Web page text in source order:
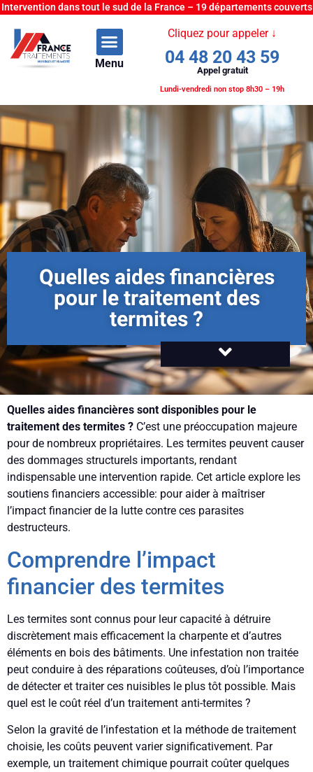
Intervention dans tout le sud de la France – 19 départements couverts
Menu
Cliquez pour appeler ↓
04 48 20 43 59
Appel gratuit
Lundi-vendredi non stop 8h30 – 19h
Quelles aides financières
pour le traitement des
termites ?
Quelles aides financières sont disponibles pour le
traitement des termites ? C’est une préoccupation majeure
pour de nombreux propriétaires. Les termites peuvent causer
des dommages structurels importants, rendant
indispensable une intervention rapide. Cet article explore les
soutiens financiers accessible: pour aider à maîtriser
l’impact financier de la lutte contre ces parasites
destructeurs.
Comprendre l’impact
financier des termites
Les termites sont connus pour leur capacité à détruire
discrètement mais efficacement la charpente et d’autres
éléments en bois des bâtiments. Une infestation non traitée
peut conduire à des réparations coûteuses, d’où l’importance
de détecter et traiter ces nuisibles le plus tôt possible. Mais
quel est le coût réel d’un traitement anti-termites ?
Selon la gravité de l’infestation et la méthode de traitement
choisie, les coûts peuvent varier significativement. Par
exemple, un traitement chimique pourrait coûter quelques